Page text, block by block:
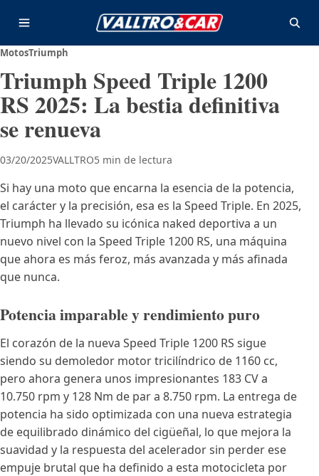
Abrir menú Abrir
MotosTriumph
Triumph Speed Triple 1200
RS 2025: La bestia definitiva
se renueva
03/20/2025VALLTRO5 min de lectura
Si hay una moto que encarna la esencia de la potencia,
el carácter y la precisión, esa es la Speed Triple. En 2025,
Triumph ha llevado su icónica naked deportiva a un
nuevo nivel con la Speed Triple 1200 RS, una máquina
que ahora es más feroz, más avanzada y más afinada
que nunca.
Potencia imparable y rendimiento puro
El corazón de la nueva Speed Triple 1200 RS sigue
siendo su demoledor motor tricilíndrico de 1160 cc,
pero ahora genera unos impresionantes 183 CV a
10.750 rpm y 128 Nm de par a 8.750 rpm. La entrega de
potencia ha sido optimizada con una nueva estrategia
de equilibrado dinámico del cigüeñal, lo que mejora la
suavidad y la respuesta del acelerador sin perder ese
empuje brutal que ha definido a esta motocicleta por